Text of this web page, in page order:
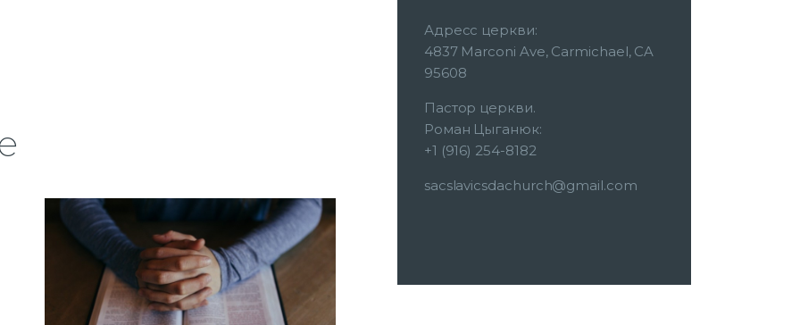
Адресс церкви:
4837 Marconi Ave, Carmichael, CA
95608
Пастор церкви.
Роман Цыганюк:
+1 (916) 254-8182
sacslavicsdachurch@gmail.com